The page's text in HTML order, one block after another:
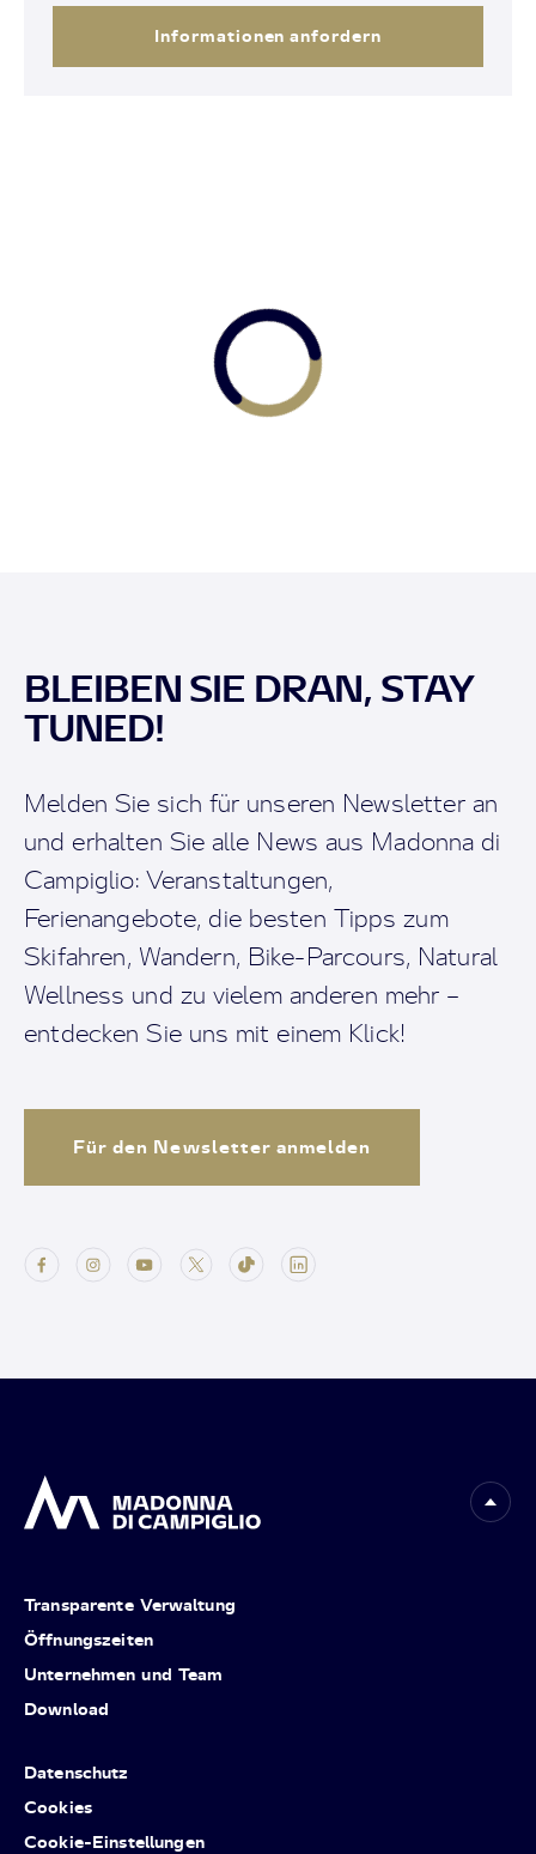
Informationen anfordern
BLEIBEN SIE DRAN, STAY
TUNED!
Melden Sie sich für unseren Newsletter an
und erhalten Sie alle News aus Madonna di
Campiglio: Veranstaltungen,
Ferienangebote, die besten Tipps zum
Skifahren, Wandern, Bike-Parcours, Natural
Wellness und zu vielem anderen mehr –
entdecken Sie uns mit einem Klick!
Für den Newsletter anmelden
Transparente Verwaltung
Öffnungszeiten
Unternehmen und Team
Download
Datenschutz
Cookies
Cookie-Einstellungen